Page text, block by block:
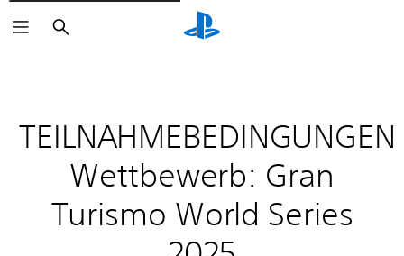
Suchen
TEILNAHMEBEDINGUNGEN
Wettbewerb: Gran
Turismo World Series